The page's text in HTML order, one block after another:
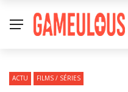
ACTU FILMS / SÉRIES